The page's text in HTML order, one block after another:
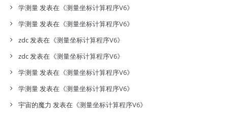
学测量发表在《测量坐标计算程序V6》
学测量发表在《测量坐标计算程序V6》
zdc发表在《测量坐标计算程序V6》
zdc发表在《测量坐标计算程序V6》
学测量发表在《测量坐标计算程序V6》
学测量发表在《测量坐标计算程序V6》
宇宙的魔力 发表在《测量坐标计算程序V6》